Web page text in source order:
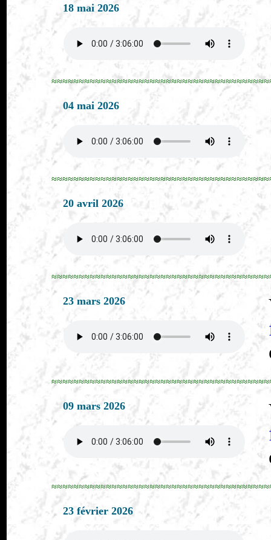
18 mai 2026
04 mai 2026
20 avril 2026
23 mars 2026
09 mars 2026
23 février 2026